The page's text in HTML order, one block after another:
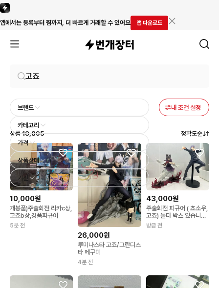
앱에서는 등록부터 찜까지, 더 빠르게 거래할 수 있어요 앱 다운로드
브랜드
카테고리
가격
상품상태
기간
내 조건 설정
상품 18,895 정확도순
10,000원
개봉품)주술회전 리카c상,
고죠b상,경품피규어
5분 전
26,000원
루미나스타 고죠/그란디스
타 메구미
4분 전
43,000원
주술회전 피규어 ( 쵸소우,
고죠) 둘다 박스 있습니다
(정품)
방금 전